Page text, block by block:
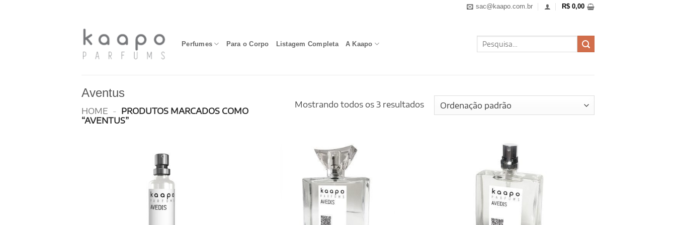
sac@kaapo.com.br R$ 0,00
Perfumes Para o Corpo Listagem Completa A Kaapo
Pesquisar
por:
Aventus
HOME - PRODUTOS MARCADOS COMO
“AVENTUS”
Mostrando todos os 3 resultados